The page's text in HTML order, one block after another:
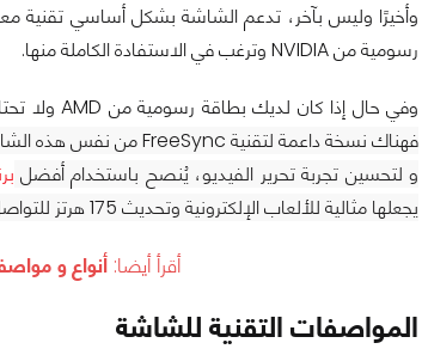
رسومية من NVIDIA وترغب في الاستفادة الكاملة منها.
وفي حال إذا كان لديك بطاقة رسومية من AMD ولا تحتاج إلى G-SYNC،
فهناك نسخة داعمة لتقنية FreeSync من نفس هذه الشاشة ، Dell Alienware وهي نسخة أرخص قليلاً ولكنها تقدّم أداءً مشابهًا.
و لتحسين تجربة تحرير الفيديو، يُنصح باستخدام أفضل
يجعلها مثالية للألعاب الإلكترونية وتحديث 175 هرتز للتواصل المثالي عبر DisplayPort.
أقرأ أيضا: أنواع و
المواصفات التقنية للشاشة